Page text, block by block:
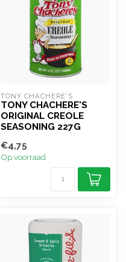
TONY CHACHERE'S
TONY CHACHERE'S
ORIGINAL CREOLE
SEASONING 227G
€4,75
Op voorraad